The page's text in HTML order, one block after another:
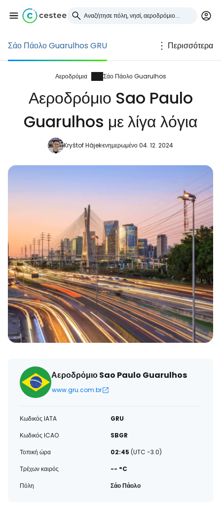
Σάο Πάολο Guarulhos GRU Περισσότερα
Αεροδρόμια Σάο Πάολο Guarulhos
Αεροδρόμιο Sao Paulo
Guarulhos με λίγα λόγια
Kryštof Hájekενημερωμένο 04. 12. 2024
Αεροδρόμιο Sao Paulo Guarulhos
www.gru.com.br
Κωδικός IATA
GRU
Κωδικός ICAO
SBGR
Τοπική ώρα
02:45 (UTC -3.0)
Τρέχων καιρός
-- °C
Πόλη
Σάο Πάολο
Συνδεθείτε στο Cestee
... η παγκόσμια ταξιδιωτική κοινότητα
Συνεχίστε με την Google
Συνεχίστε με το Facebook